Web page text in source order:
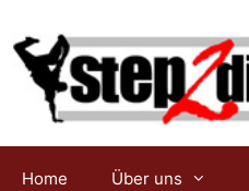
Inhalt
springen
Home Über uns